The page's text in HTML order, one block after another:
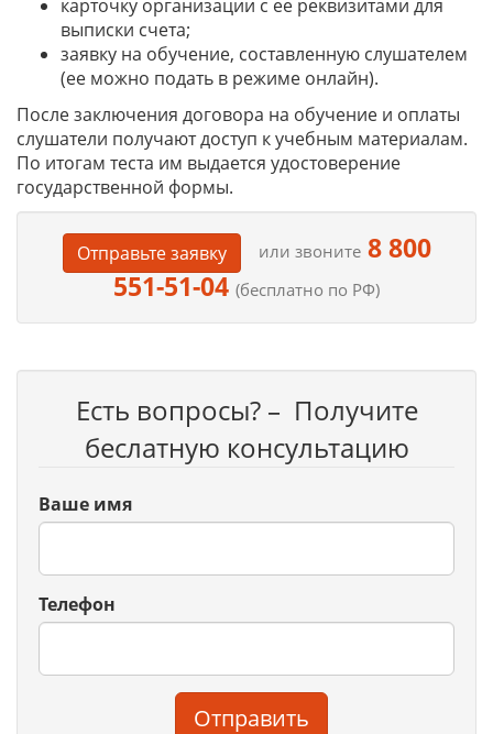
карточку организации с ее реквизитами для
выписки счета;
заявку на обучение, составленную слушателем
(ее можно подать в режиме онлайн).
После заключения договора на обучение и оплаты
слушатели получают доступ к учебным материалам.
По итогам теста им выдается удостоверение
государственной формы.
Отправьте заявку или звоните8 800
551-51-04 (бесплатно по РФ)
Есть вопросы? – Получите
беслатную консультацию
Ваше имя
Телефон
Отправить